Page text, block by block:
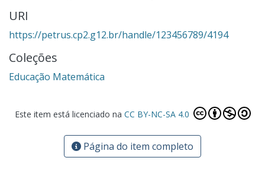
URI
https://petrus.cp2.g12.br/handle/123456789/4194
Coleções
Educação Matemática
Este item está licenciado na CC BY-NC-SA 4.0
Página do item completo